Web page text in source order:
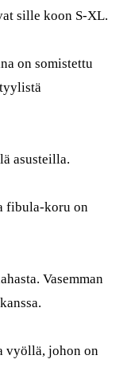
sille koon S-XL.
on somistettu
asusteilla.
fibula-koru on
Vasemman
vyöllä, johon on